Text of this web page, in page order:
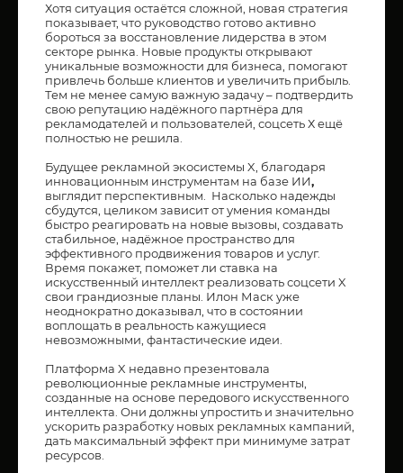
Хотя ситуация остаётся сложной, новая стратегия
показывает, что руководство готово активно
бороться за восстановление лидерства в этом
секторе рынка. Новые продукты открывают
уникальные возможности для бизнеса, помогают
привлечь больше клиентов и увеличить прибыль.
Тем не менее самую важную задачу – подтвердить
свою репутацию надёжного партнёра для
рекламодателей и пользователей, соцсеть Х ещё
полностью не решила.
Будущее рекламной экосистемы X, благодаря
инновационным инструментам на базе ИИ,
выглядит перспективным. Насколько надежды
сбудутся, целиком зависит от умения команды
быстро реагировать на новые вызовы, создавать
стабильное, надёжное пространство для
эффективного продвижения товаров и услуг.
Время покажет, поможет ли ставка на
искусственный интеллект реализовать соцсети X
свои грандиозные планы. Илон Маск уже
неоднократно доказывал, что в состоянии
воплощать в реальность кажущиеся
невозможными, фантастические идеи.
Платформа X недавно презентовала
революционные рекламные инструменты,
созданные на основе передового искусственного
интеллекта. Они должны упростить и значительно
ускорить разработку новых рекламных кампаний,
дать максимальный эффект при минимуме затрат
ресурсов.